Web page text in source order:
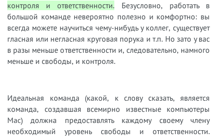
контроля и ответственности. Безусловно, работать в
большой команде невероятно полезно и комфортно: вы
всегда можете научиться чему-нибудь у коллег, существует
гласная или негласная круговая порука и т.п. Но зато у вас
в разы меньше ответственности и, следовательно, намного
меньше и свободы, и контроля.
Идеальная команда (какой, к слову сказать, является
команда, создавшая всемирно известные компьютеры
Mac) должна предоставлять каждому своему члену
необходимый уровень свободы и ответственности.